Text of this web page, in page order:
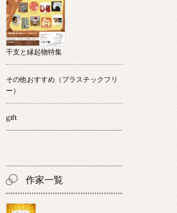
干支と縁起物特集
その他おすすめ（プラスチックフリ
ー）
gift
作家一覧